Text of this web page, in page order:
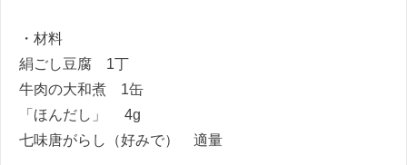
・材料
絹ごし豆腐 1丁
牛肉の大和煮 1缶
「ほんだし」 4g
七味唐がらし（好みで） 適量